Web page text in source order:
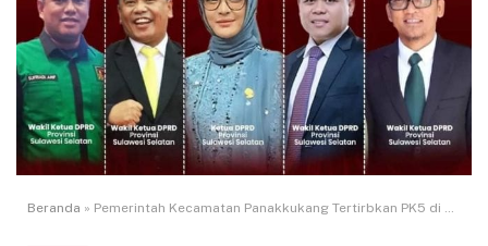
Beranda » Pemerintah Kecamatan Panakkukang Tertirbkan PK5 di Kampung Barawajah Kelurahaan Karuwisi Utara